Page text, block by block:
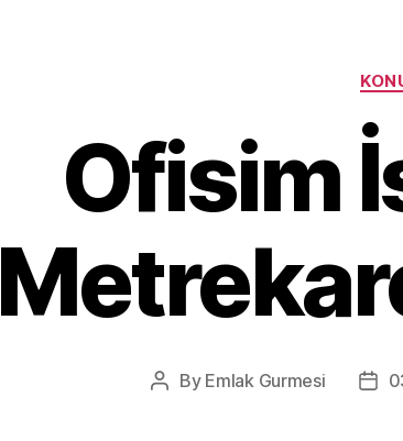
Ofisim
Post
By Emlak Gurmesi
Post